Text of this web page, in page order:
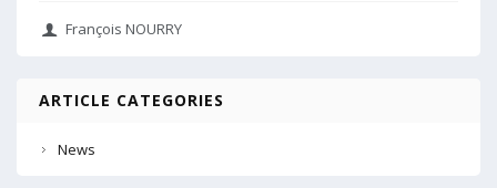
François NOURRY
ARTICLE CATEGORIES
News